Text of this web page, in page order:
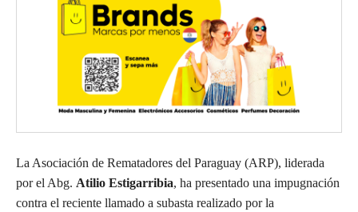
La Asociación de Rematadores del Paraguay (ARP), liderada
por el Abg. Atilio Estigarribia, ha presentado una impugnación
contra el reciente llamado a subasta realizado por la